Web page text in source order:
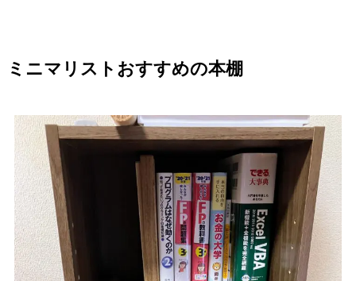
ミニマリストおすすめの本棚